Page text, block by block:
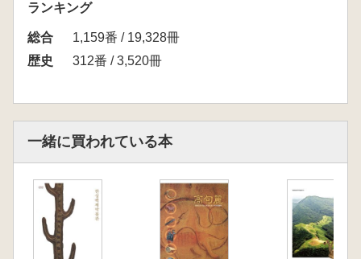
ランキング
総合
1,159番 / 19,328冊
歴史
312番 / 3,520冊
一緒に買われている本